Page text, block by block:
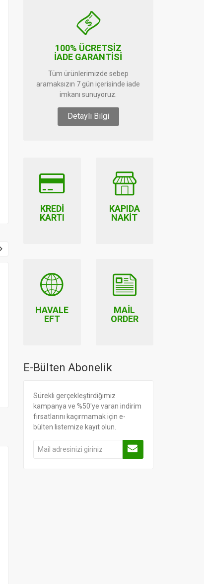
Naturelka Sarımsak Tozu
100% ÜCRETSİZ
İADE GARANTİSİ
Tüm ürünlerimizde sebep
aramaksızın 7 gün içerisinde iade
imkanı sunuyoruz.
Detaylı Bilgi
KREDI
KARTI
KAPIDA
NAKIT
HAVALE
EFT
MAIL
ORDER
E-Bülten Abonelik
Sürekli gerçekleştirdiğimiz
kampanya ve %50'ye varan indirim
fırsatlarını kaçırmamak için e-
bülten listemize kayıt olun.